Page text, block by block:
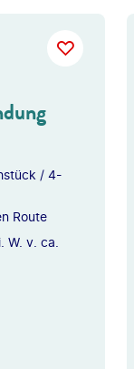
/ 4-
Route
W. v. ca.